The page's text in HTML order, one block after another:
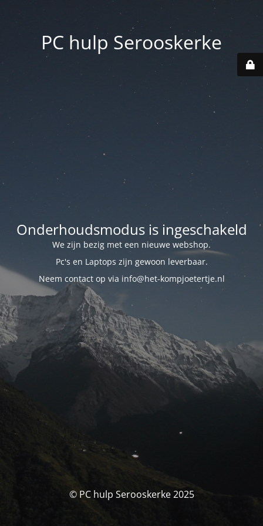
PC hulp Serooskerke
Onderhoudsmodus is ingeschakeld
We zijn bezig met een nieuwe webshop.
Pc's en Laptops zijn gewoon leverbaar.
Neem contact op via info@het-kompjoetertje.nl
© PC hulp Serooskerke 2025